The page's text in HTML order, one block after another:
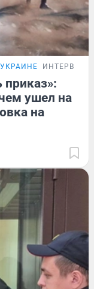
ИНТЕРВЬЮ
приказ»:
ушел на
на